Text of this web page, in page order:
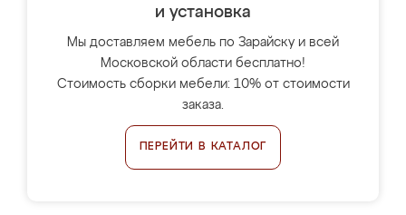
и установка
Мы доставляем мебель по Зарайску и всей
Московской области бесплатно!
Стоимость сборки мебели: 10% от стоимости
заказа.
ПЕРЕЙТИ В КАТАЛОГ